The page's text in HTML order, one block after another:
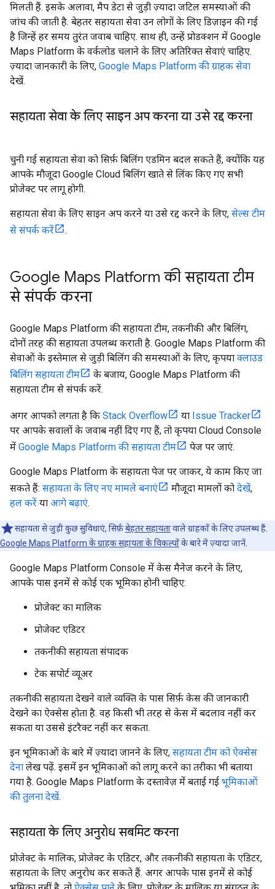
मिलती हैं. इसके अलावा, मैप डेटा से जुड़ी ज़्यादा जटिल समस्याओं की
जांच की जाती है. बेहतर सहायता सेवा उन लोगों के लिए डिज़ाइन की गई
है जिन्हें हर समय तुरंत जवाब चाहिए. साथ ही, उन्हें प्रोडक्शन में Google
Maps Platform के वर्कलोड चलाने के लिए अतिरिक्त सेवाएं चाहिए.
ज़्यादा जानकारी के लिए, Google Maps Platform की ग्राहक सेवा
देखें.
सहायता सेवा के लिए साइन अप करना या उसे रद्द करना
चुनी गई सहायता सेवा को सिर्फ़ बिलिंग एडमिन बदल सकते हैं, क्योंकि यह
आपके मौजूदा Google Cloud बिलिंग खाते से लिंक किए गए सभी
प्रोजेक्ट पर लागू होगी.
सहायता सेवा के लिए साइन अप करने या उसे रद्द करने के लिए, सेल्स टीम
से संपर्क करें
.
Google Maps Platform की सहायता टीम
से संपर्क करना
Google Maps Platform की सहायता टीम, तकनीकी और बिलिंग,
दोनों तरह की सहायता उपलब्ध कराती है. Google Maps Platform की
सेवाओं के इस्तेमाल से जुड़ी बिलिंग की समस्याओं के लिए, कृपया क्लाउड
बिलिंग सहायता टीम
के बजाय, Google Maps Platform की
सहायता टीम से संपर्क करें.
अगर आपको लगता है कि Stack Overflow या Issue Tracker
पर आपके सवालों के जवाब नहीं दिए गए हैं, तो कृपया Cloud Console
में Google Maps Platform की सहायता टीम पेज पर जाएं.
Google Maps Platform के सहायता पेज पर जाकर, ये काम किए जा
सकते हैं: सहायता के लिए नए मामले बनाएं मौजूदा मामलों को देखें,
हल करें या आगे बढ़ाएं.
सहायता से जुड़ी कुछ सुविधाएं, सिर्फ़बेहतर सहायतावाले ग्राहकों के लिए उपलब्ध हैं.
Google Maps Platform के ग्राहक सहायता के विकल्पोंके बारे में ज़्यादा जानें.
Google Maps Platform Console में केस मैनेज करने के लिए,
आपके पास इनमें से कोई एक भूमिका होनी चाहिए:
प्रोजेक्ट का मालिक
प्रोजेक्ट एडिटर
तकनीकी सहायता संपादक
टेक सपोर्ट व्यूअर
तकनीकी सहायता देखने वाले व्यक्ति के पास सिर्फ़ केस की जानकारी
देखने का ऐक्सेस होता है. वह किसी भी तरह से केस में बदलाव नहीं कर
सकता या उससे इंटरैक्ट नहीं कर सकता.
इन भूमिकाओं के बारे में ज़्यादा जानने के लिए, सहायता टीम को ऐक्सेस
देना लेख पढ़ें. इसमें इन भूमिकाओं को लागू करने का तरीका भी बताया
गया है. Google Maps Platform के दस्तावेज़ में बताई गई भूमिकाओं
की तुलना देखें.
सहायता के लिए अनुरोध सबमिट करना
प्रोजेक्ट के मालिक, प्रोजेक्ट के एडिटर, और तकनीकी सहायता के एडिटर,
सहायता के लिए अनुरोध कर सकते हैं. अगर आपके पास इनमें से कोई